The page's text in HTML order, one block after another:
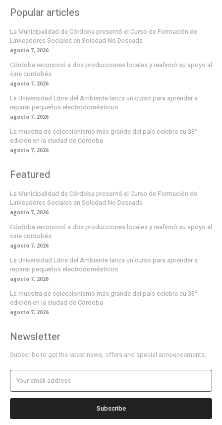
Popular articles
La Municipalidad de Córdoba presentó el Curso de Formación de
Linkeadores Sociales en Soledad No Deseada
agosto 7, 2026
Córdoba reconoció a dos producciones locales y reafirmó su apoyo al
cine cordobés
agosto 7, 2026
La Universidad Libre del Ambiente lanza un curso para aprender a
reparar pequeños electrodomésticos
agosto 7, 2026
La muestra de coleccionismo más grande del país celebra su 33°
edición en la ciudad de Córdoba
agosto 7, 2026
Featured
La Municipalidad de Córdoba presentó el Curso de Formación de
Linkeadores Sociales en Soledad No Deseada
agosto 7, 2026
Córdoba reconoció a dos producciones locales y reafirmó su apoyo al
cine cordobés
agosto 7, 2026
La Universidad Libre del Ambiente lanza un curso para aprender a
reparar pequeños electrodomésticos
agosto 7, 2026
La muestra de coleccionismo más grande del país celebra su 33°
edición en la ciudad de Córdoba
agosto 7, 2026
Newsletter
Subscribe to get the latest news, offers and special announcements.
Subscribe